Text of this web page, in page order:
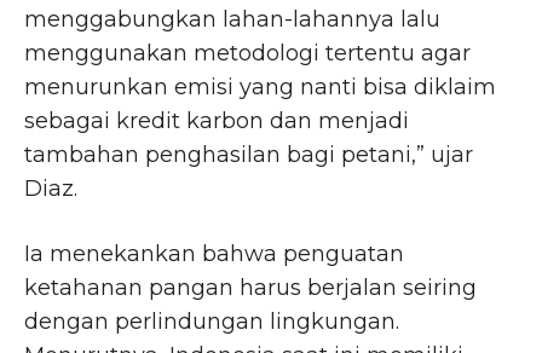
menggabungkan lahan-lahannya lalu
menggunakan metodologi tertentu agar
menurunkan emisi yang nanti bisa diklaim
sebagai kredit karbon dan menjadi
tambahan penghasilan bagi petani,” ujar
Diaz.
Ia menekankan bahwa penguatan
ketahanan pangan harus berjalan seiring
dengan perlindungan lingkungan.